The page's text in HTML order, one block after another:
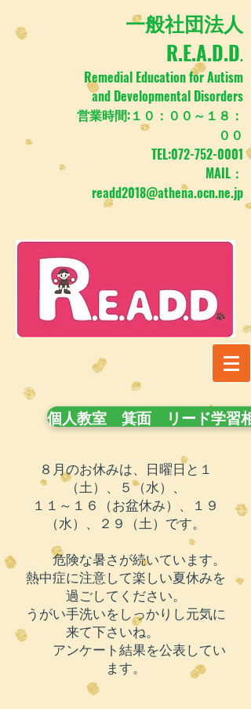
​一般社団法人
R.E.A.D.D.
Remedial Education for Autism
and Developmental Disorders
営業時間:１０：００～１８：
００
TEL:072-752-0001
MAIL：
readd2018@athena.ocn.ne.jp
個人教室 箕面 リード学習
８月のお休みは、日曜日と１
（土）、５（水）、
１１～１６（お盆休み）、１９
（水）、２９（土）です。
危険な暑さが続いています。
​熱中症に注意して楽しい夏休みを
過ごしてください。
うがい手洗いをしっかりし元気に
来て下さいね。
アンケート結果を公表してい
ます。
​ ​